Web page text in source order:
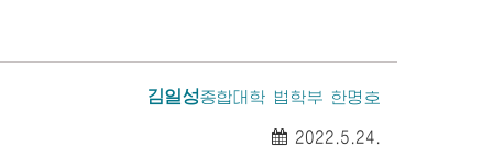
김일성종합대학 법학부 한명호
2022.5.24.